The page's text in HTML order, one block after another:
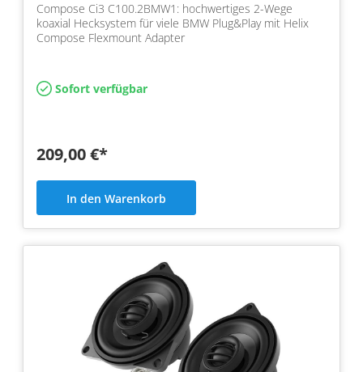
Compose Ci3 C100.2BMW1: hochwertiges 2-Wege
koaxial Hecksystem für viele BMW Plug&Play mit Helix
Compose Flexmount Adapter
Sofort verfügbar
209,00 €*
In den Warenkorb